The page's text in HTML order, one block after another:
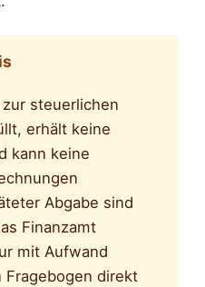
steuerlichen
erhält keine
kann keine
Abgabe sind
Finanzamt
mit Aufwand
Fragebogen direkt